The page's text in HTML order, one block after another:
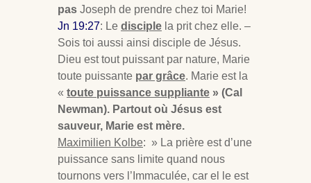
pas Joseph de prendre chez toi Marie!
Jn 19:27: Le disciple la prit chez elle. –
Sois toi aussi ainsi disciple de Jésus.
Dieu est tout puissant par nature, Marie
toute puissante par grâce. Marie est la
« toute puissance suppliante » (Cal
Newman). Partout où Jésus est
sauveur, Marie est mère.
Maximilien Kolbe: » La prière est d’une
puissance sans limite quand nous
tournons vers l’Immaculée, car el le est